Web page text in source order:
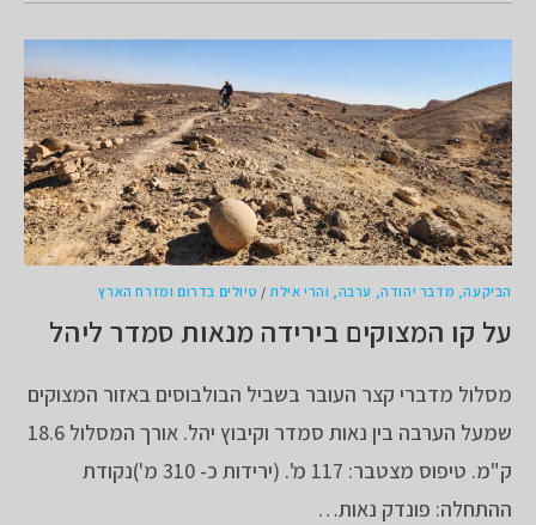
הביקעה, מדבר יהודה, ערבה, והרי אילת / טיולים בדרום ומזרח הארץ
על קו המצוקים בירידה מנאות סמדר ליהל
מסלול מדברי קצר העובר בשביל הבולבוסים באזור המצוקים
שמעל הערבה בין נאות סמדר וקיבוץ יהל. אורך המסלול 18.6
ק"מ. טיפוס מצטבר: 117 מ'. (ירידות כ- 310 מ')נקודת
ההתחלה: פונדק נאות…